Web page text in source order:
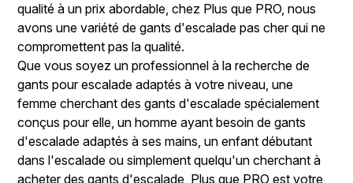
qualité à un prix abordable, chez Plus que PRO, nous
avons une variété de gants d'escalade pas cher qui ne
compromettent pas la qualité.
Que vous soyez un professionnel à la recherche de
gants pour escalade adaptés à votre niveau, une
femme cherchant des gants d'escalade spécialement
conçus pour elle, un homme ayant besoin de gants
d'escalade adaptés à ses mains, un enfant débutant
dans l'escalade ou simplement quelqu'un cherchant à
acheter des gants d'escalade, Plus que PRO est votre